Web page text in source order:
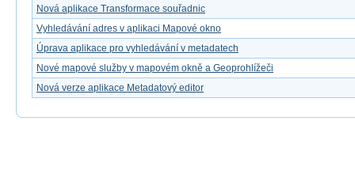
Nová aplikace Transformace souřadnic
Vyhledávání adres v aplikaci Mapové okno
Úprava aplikace pro vyhledávání v metadatech
Nové mapové služby v mapovém okně a Geoprohlížeči
Nová verze aplikace Metadatový editor